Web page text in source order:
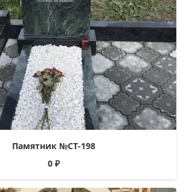
Памятник №СТ-198
0 ₽